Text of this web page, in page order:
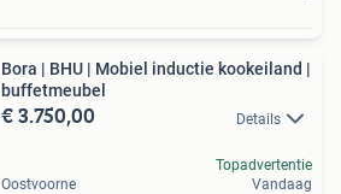
Bora | BHU | Mobiel inductie kookeiland |
buffetmeubel
€ 3.750,00 Details
Oostvoorne
Topadvertentie
Vandaag